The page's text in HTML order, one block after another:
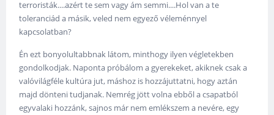
terroristák....azért te sem vagy ám semmi....Hol van a te
toleranciád a másik, veled nem egyező véleménnyel
kapcsolatban?
Én ezt bonyolultabbnak látom, minthogy ilyen végletekben
gondolkodjak. Naponta próbálom a gyerekeket, akiknek csak a
valóvilágféle kultúra jut, máshoz is hozzájuttatni, hogy aztán
majd dönteni tudjanak. Nemrég jött volna ebből a csapatból
egyvalaki hozzánk, sajnos már nem emlékszem a nevére, egy